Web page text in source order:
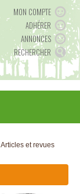
MON COMPTE
ADHÉRER
ANNONCES
RECHERCHER
Articles et revues